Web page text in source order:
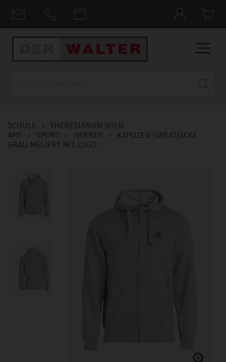
SCHULE ›
THERESIANUM WIEN
AHS
› SPORT › HERREN ›
KAPUZEN-SWEATJACKE
GRAU MELIERT MIT LOGO